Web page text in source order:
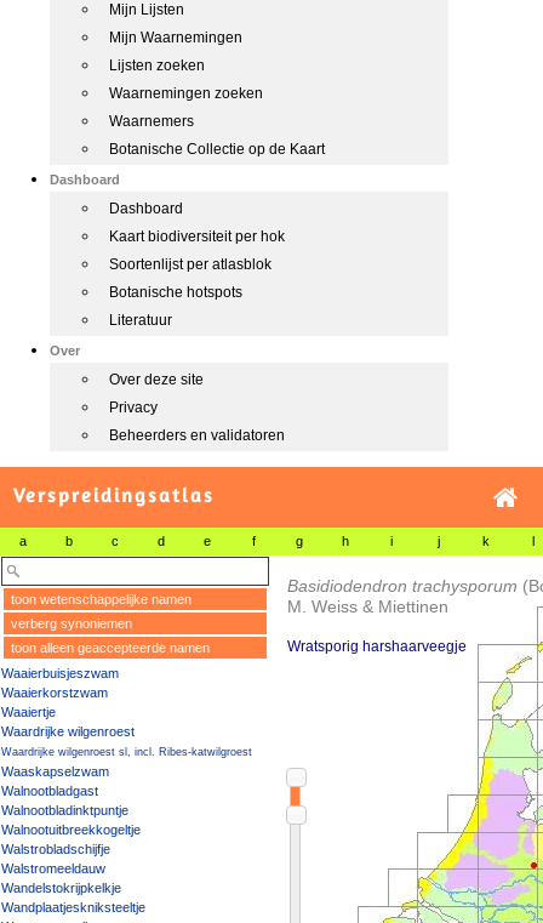
Mijn Lijsten
Mijn Waarnemingen
Lijsten zoeken
Waarnemingen zoeken
Waarnemers
Botanische Collectie op de Kaart
Dashboard
Dashboard
Kaart biodiversiteit per hok
Soortenlijst per atlasblok
Botanische hotspots
Literatuur
Over
Over deze site
Privacy
Beheerders en validatoren
Verspreidingsatlas
a b c d e f g h i j k l
toon wetenschappelijke namen
verberg synoniemen
toon alleen geaccepteerde namen
Waaierbuisjeszwam
Waaierkorstzwam
Waaiertje
Waardrijke wilgenroest
Waardrijke wilgenroest sl, incl. Ribes-katwilgroest
Waaskapselzwam
Walnootbladgast
Walnootbladinktpuntje
Walnootuitbreekkogeltje
Walstrobladschijfje
Walstromeeldauw
Wandelstokrijpkelkje
Wandplaatjeskniksteeltje
Basidiodendron trachysporum
M. Weiss & Miettinen
Wratsporig harshaarveegje